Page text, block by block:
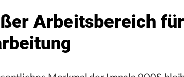
Arbeitsbereich